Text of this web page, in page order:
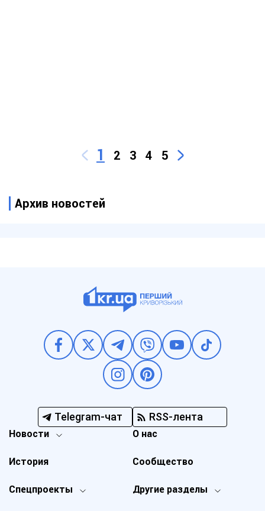
1 2 3 4 5
Архив новостей
Telegram-чат RSS-лента
Новости
Спецпроекты Другие разделы
История
О нас
Сообщество